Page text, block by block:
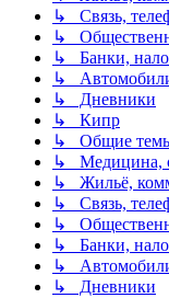
↳ Связь,
↳
↳ Банки,
↳
↳ Дневники
↳ Кипр
↳ Общие
↳ Медицина,
↳ Жильё,
↳ Связь,
↳
↳ Банки,
↳
↳ Дневники